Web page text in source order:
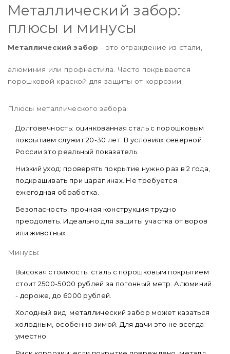
Металлический забор:
плюсы и минусы
Металлический забор - это ограждение из стали,
алюминия или профнастила. Часто покрывается
порошковой краской для защиты от коррозии.
Плюсы металлического забора:
Долговечность: оцинкованная сталь с порошковым
покрытием служит 20-30 лет. В условиях северной
России это реальный показатель.
Низкий уход: проверять покрытие нужно раз в 2 года,
подкрашивать при царапинах. Не требуется
ежегодная обработка.
Безопасность: прочная конструкция трудно
преодолеть. Идеально для защиты участка от воров
или животных.
Минусы:
Высокая стоимость: сталь с порошковым покрытием
стоит 2500-5000 рублей за погонный метр. Алюминий
- дороже, до 6000 рублей.
Холодный вид: металлический забор может казаться
холодным, особенно зимой. Для дачи это не всегда
уместно.